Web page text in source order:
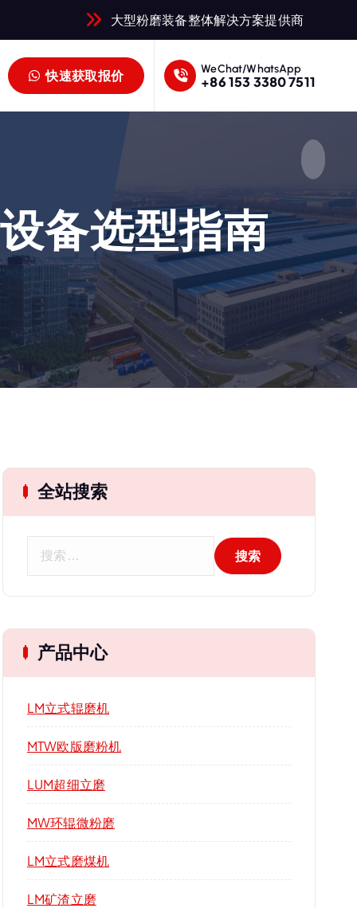
大型粉磨装备整体解决方案提供商
快速获取报价 WeChat/WhatsApp
+86 153 3380 7511
备选型指南
全站搜索
产品中心
LM立式辊磨机
MTW欧版磨粉机
LUM超细立磨
MW环辊微粉磨
LM立式磨煤机
LM矿渣立磨